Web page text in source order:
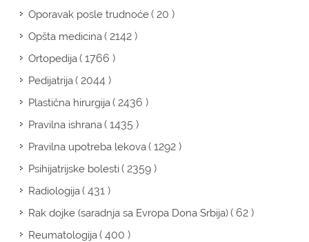
Oporavak posle trudnoće( 20 )
Opšta medicina( 2142 )
Ortopedija( 1766 )
Pedijatrija( 2044 )
Plastična hirurgija( 2436 )
Pravilna ishrana( 1435 )
Pravilna upotreba lekova( 1292 )
Psihijatrijske bolesti( 2359 )
Radiologija( 431 )
Rak dojke (saradnja sa Evropa Dona Srbija)( 62 )
Reumatologija( 400 )